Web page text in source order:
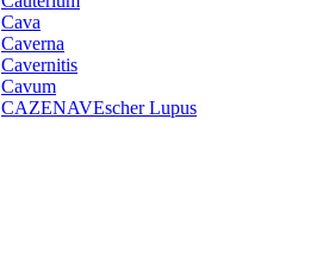
Cava
Caverna
Cavernitis
Cavum
CAZENAVEscher Lupus